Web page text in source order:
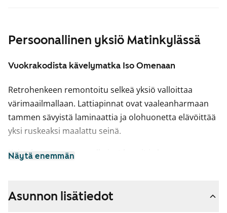
Persoonallinen yksiö Matinkylässä
Vuokrakodista kävelymatka Iso Omenaan
Retrohenkeen remontoitu selkeä yksiö valloittaa
värimaailmallaan. Lattiapinnat ovat vaaleanharmaan
tammen sävyistä laminaattia ja olohuonetta elävöittää
yksi ruskeaksi maalattu seinä.
Keittokomerossa on valkoiset kaapit ja harmaan
laatalla. Keittiön varusteisiin kuuluu valkoinen
Näytä enemmän
Asunnon lisätiedot